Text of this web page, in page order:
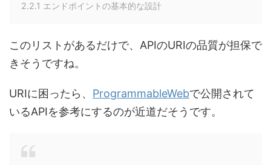
2.2.1 エンドポイントの基本的な設計
このリストがあるだけで、APIのURIの品質が担保で
きそうですね。
URIに困ったら、 ProgrammableWebで公開されて
いるAPIを参考にするのが近道だそうです。